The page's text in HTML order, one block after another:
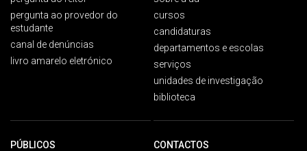
pergunta ao provedor do
estudante
canal de denúncias
livro amarelo eletrónico
cursos
candidaturas
departamentos e escolas
serviços
unidades de investigação
biblioteca
PÚBLICOS CONTACTOS